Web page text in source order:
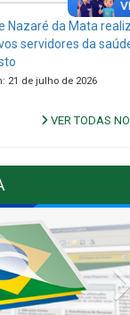
Nazaré da Mata
servidores da
21 de julho de 2026
VER TODAS